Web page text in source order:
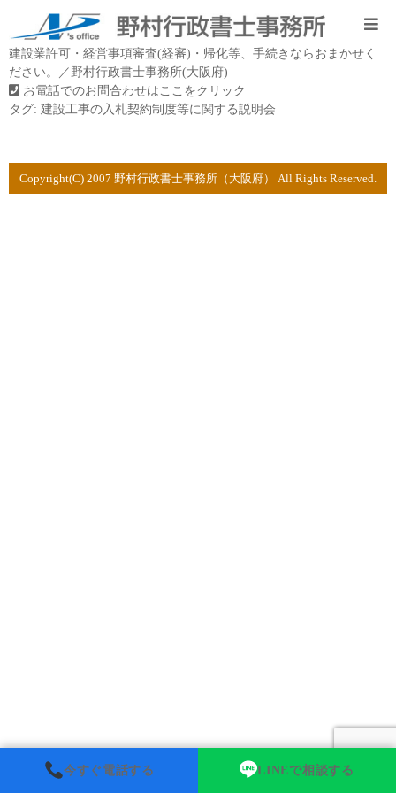
建設業許可・経営事項審査(経審)・帰化等、手続きならおまかせく
ださい。／野村行政書士事務所(大阪府)
お電話でのお問合わせはここをクリック
タグ: 建設工事の入札契約制度等に関する説明会
Copyright(C) 2007 野村行政書士事務所（大阪府） All Rights Reserved.
今すぐ電話する LINEで相談する